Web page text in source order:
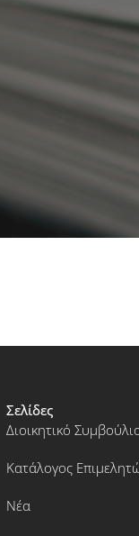
Σελίδες
Διοικητικό
Κατάλογος
Νέα